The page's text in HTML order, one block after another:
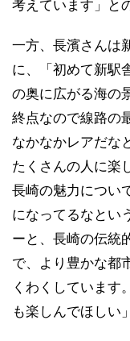
考えています」と
一方、長濱さんは
に、「初めて新駅
の奥に広がる海の
終点なので線路の
なかなかレアだな
たくさんの人に楽
長崎の魅力につい
になってるなとい
ーと、長崎の伝統
で、より豊かな都
くわくしています
も楽しんでほしい